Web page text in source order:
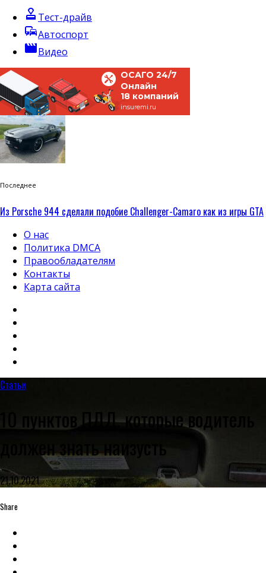
approval Тест-драйв
commuteАвтоспорт
movieВидео
ОСАГО 24/7
Онлайн
18 компаний
insuremi.ru
Последнее
Из Porsche 944 сделали подобие Challenger-Camaro как из игры GTA
О нас
Политика DMCA
Правообладателям
Контакты
Карта сайта
Статьи
10 пунктов ПДД, которые водитель
должен знать наизусть
21.10.2021
Share